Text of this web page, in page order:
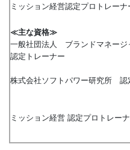
ミッション経営認定プロトレーナ
≪主な資格≫
一般社団法人 ブランドマネー
認定トレーナー
株式会社ソフトパワー研究所 認
ミッション経営 認定プロトレー